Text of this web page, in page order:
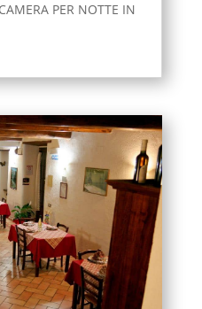
PER NOTTE IN